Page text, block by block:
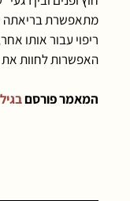
מתאפשרת בריאתה
ריפוי עבור אותו
האפשרות לחוות
המאמר פורסם